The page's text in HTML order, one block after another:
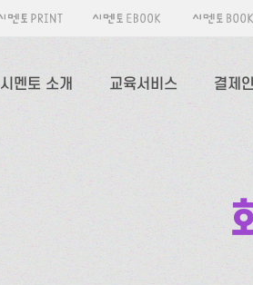
시멘토 소개 교육서비스 결제